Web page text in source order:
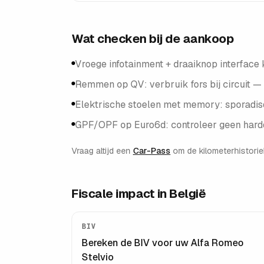
Wat checken bij de aankoop
Vroege infotainment + draaiknop
Remmen op QV: verbruik fors bij circuit
Elektrische stoelen met memory:
GPF/OPF op Euro6d: controleer geen
Vraag altijd een Car-Pass om de
Fiscale impact in België
BIV
Bereken de BIV voor uwAlfa Romeo
Stelvio